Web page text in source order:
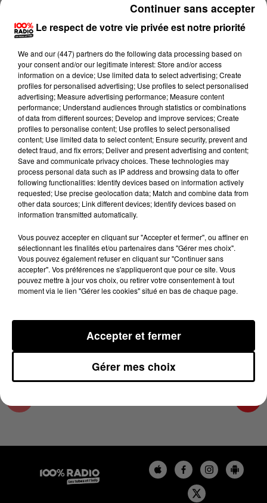
Lecture (2 min 26 sec)
100%
100% Radio les infos du Lot
14 février 2024 - 2 min 26 sec
LES INFOS DU LOT DU 14/02/2024 À 15H00
14/02/2024
Le respect de votre vie privée est notre priorité
We and our (447) partnersdo the following data processing based on
your consent and/or our legitimate interest: Store and/or access
information on a device; Use limited data to select advertising; Create
profiles for personalised advertising; Use profiles to select personalised
advertising; Measure advertising performance; Measure content
performance; Understand audiences through statistics or combinations
of data from different sources; Develop and improve services; Create
profiles to personalise content; Use profiles to select personalised
content; Use limited data to select content; Ensure security, prevent and
detect fraud, and fix errors; Deliver and present advertising and content;
Save and communicate privacy choices. These technologies may
process personal data such as IP address and browsing data to offer
following functionalities: Identify devices based on information actively
requested; Use precise geolocation data; Match and combine data from
other data sources; Link different devices; Identify devices based on
information transmitted automatically.
Vous pouvez accepter en cliquant sur "Accepter et fermer", ou affiner en
sélectionnant les finalités et/ou partenaires dans "Gérer mes choix".
Vous pouvez également refuser en cliquant sur "Continuer sans
accepter". Vos préférences ne s'appliqueront que pour ce site. Vous
pouvez mettre à jour vos choix, ou retirer votre consentement à tout
moment via le lien "Gérer les cookies" situé en bas de chaque page.
Gérer mes choix
Accepter et fermer
Continuer sans accepter